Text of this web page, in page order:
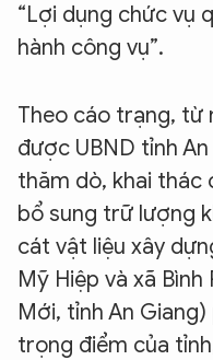
“Lợi dụng chức vụ
hành công vụ”.
Theo cáo trạng, từ
được UBND tỉnh
thăm dò, khai thác
bổ sung trữ lượng
cát vật liệu xây
Mỹ Hiệp và xã
Mới, tỉnh An
trọng điểm của